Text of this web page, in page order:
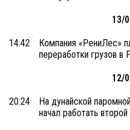
13/
14:42
Компания «РениЛес»
переработки грузов
12/
20:24
На дунайской
начал работать